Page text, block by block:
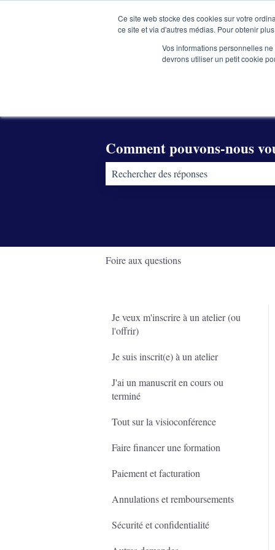
Ce site web stocke des cookies sur votre
ce site et via d'autres médias. Pour obtenir
Vos informations personnelles
devrons utiliser un petit cookie
Comment pouvons-nous
Foire aux questions
Je veux m'inscrire à un atelier (ou
l'offrir)
Je suis inscrit(e) à un atelier
J'ai un manuscrit en cours ou
terminé
Tout sur la visioconférence
Faire financer une formation
Paiement et facturation
Annulations et remboursements
Sécurité et confidentialité